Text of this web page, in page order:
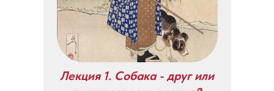
Лекция 1. Собака - друг или